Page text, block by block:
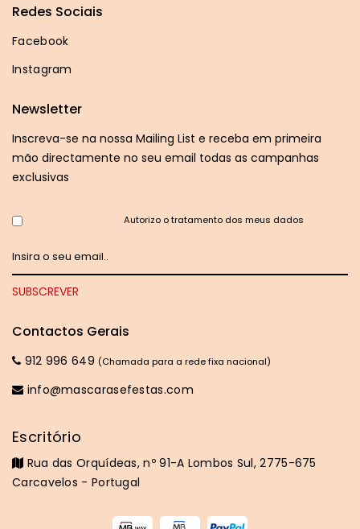
Redes Sociais
Facebook
Instagram
Newsletter
Inscreva-se na nossa Mailing List e receba em primeira
mão directamente no seu email todas as campanhas
exclusivas
Autorizo o tratamento dos meus dados
Contactos Gerais
912 996 649 (Chamada para a rede fixa nacional)
info@mascarasefestas.com
Escritório
Rua das Orquídeas, nº 91-A Lombos Sul, 2775-675
Carcavelos - Portugal